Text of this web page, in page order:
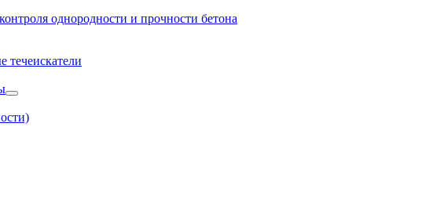
однородности и прочности бетона
течеискатели